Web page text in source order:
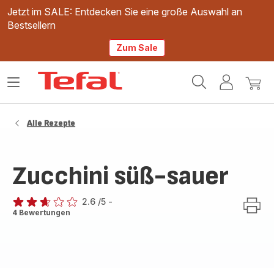
Jetzt im SALE: Entdecken Sie eine große Auswahl an
Bestsellern
Zum Sale
Mein
Mein
Das
Alle Rezepte
Zucchini süß-sauer
ratings.2.6
2.6 /5 -
4 Bewertungen